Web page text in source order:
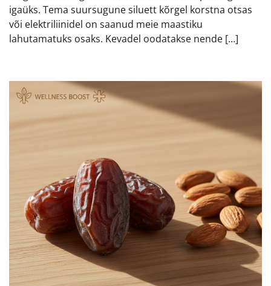
igaüks. Tema suursugune siluett kõrgel korstna otsas
või elektriliinidel on saanud meie maastiku
lahutamatuks osaks. Kevadel oodatakse nende […]